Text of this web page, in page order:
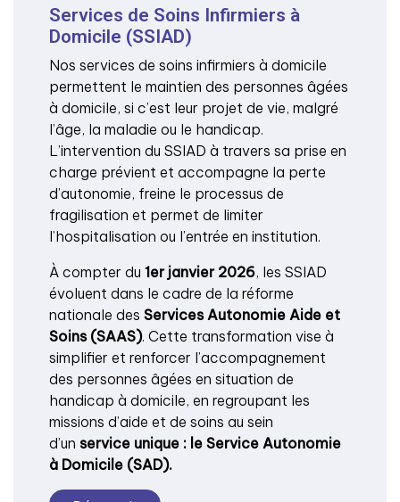
Services de Soins Infirmiers à
Domicile (SSIAD)
Nos services de soins infirmiers à domicile
permettent le maintien des personnes âgées
à domicile, si c’est leur projet de vie, malgré
l’âge, la maladie ou le handicap.
L’intervention du SSIAD à travers sa prise en
charge prévient et accompagne la perte
d’autonomie, freine le processus de
fragilisation et permet de limiter
l’hospitalisation ou l’entrée en institution.
À compter du 1er janvier 2026, les SSIAD
évoluent dans le cadre de la réforme
nationale des Services Autonomie Aide et
Soins (SAAS). Cette transformation vise à
simplifier et renforcer l’accompagnement
des personnes âgées en situation de
handicap à domicile, en regroupant les
missions d’aide et de soins au sein
d’un service unique : le Service Autonomie
à Domicile (SAD).